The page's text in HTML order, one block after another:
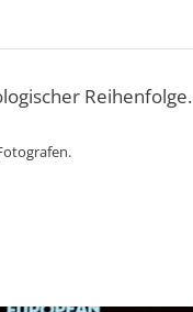
Reihenfolge.